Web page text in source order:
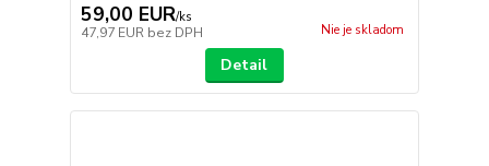
59,00 EUR/ks
47,97 EUR bez DPH Nie je skladom
Detail